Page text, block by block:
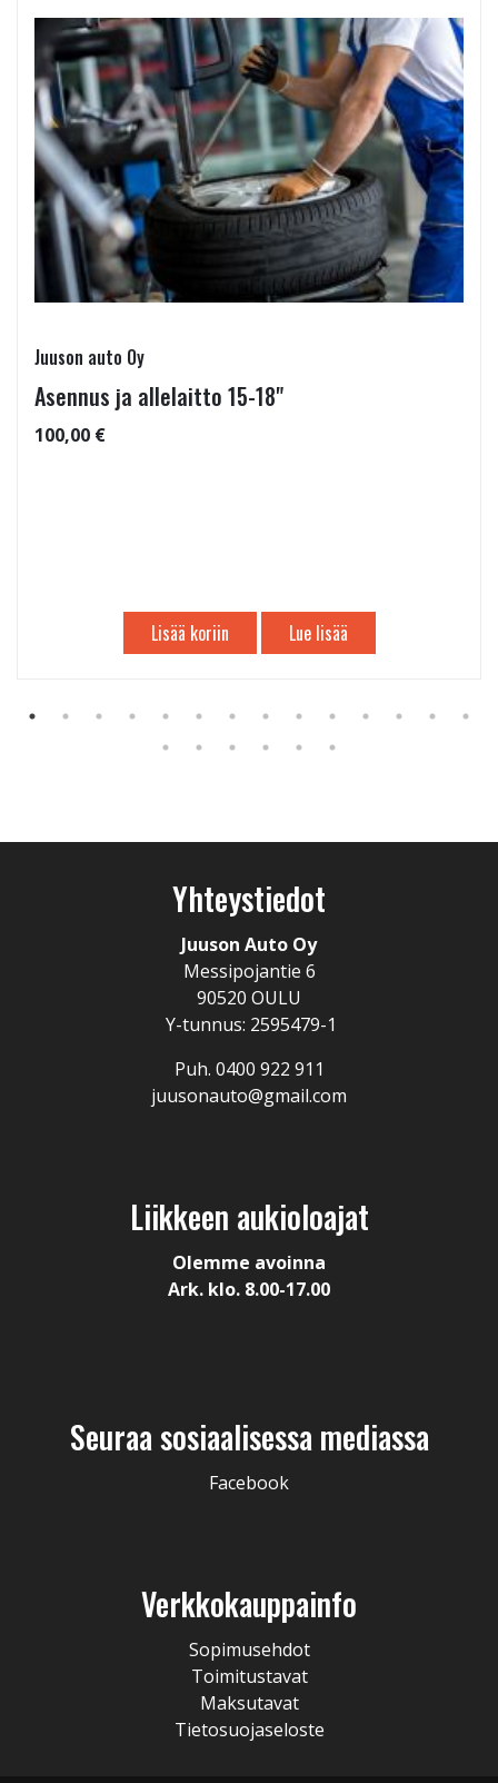
Juuson auto Oy
Asennus ja allelaitto 15-18"
100,00 €
Lisää koriin Lue lisää
Yhteystiedot
Juuson Auto Oy
Messipojantie 6
90520 OULU
Y-tunnus: 2595479-1
Puh. 0400 922 911
juusonauto@gmail.com
Liikkeen aukioloajat
Olemme avoinna
Ark. klo. 8.00-17.00
Seuraa sosiaalisessa mediassa
Facebook
Verkkokauppainfo
Sopimusehdot
Toimitustavat
Maksutavat
Tietosuojaseloste